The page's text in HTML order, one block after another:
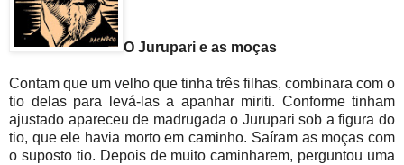
O Jurupari e as moças
Contam que um velho que tinha três filhas, combinara com o
tio delas para levá-las a apanhar miriti. Conforme tinham
ajustado apareceu de madrugada o Jurupari sob a figura do
tio, que ele havia morto em caminho. Saíram as moças com
o suposto tio. Depois de muito caminharem, perguntou uma